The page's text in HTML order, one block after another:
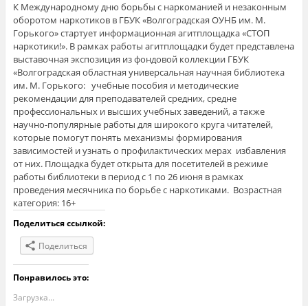
К Международному дню борьбы с наркоманией и незаконным
оборотом наркотиков в ГБУК «Волгоградская ОУНБ им. М.
Горького» стартует информационная агитплощадка «СТОП
наркотики!». В рамках работы агитплощадки будет представлена
выставочная экспозиция из фондовой коллекции ГБУК
«Волгоградская областная универсальная научная библиотека
им. М. Горького: учебные пособия и методические
рекомендации для преподавателей средних, средне
профессиональных и высших учебных заведений, а также
научно-популярные работы для широкого круга читателей,
которые помогут понять механизмы формирования
зависимостей и узнать о профилактических мерах избавления
от них. Площадка будет открыта для посетителей в режиме
работы библиотеки в период с 1 по 26 июня в рамках
проведения месячника по борьбе с наркотиками. Возрастная
категория: 16+
Поделиться ссылкой:
Поделиться
Понравилось это:
Загрузка...